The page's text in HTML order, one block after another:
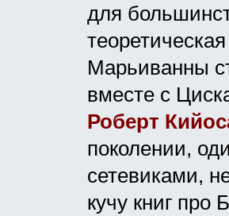
для
Марьиванны
вместе с
Роберт
поколении,
сетевиками,
кучу книг про